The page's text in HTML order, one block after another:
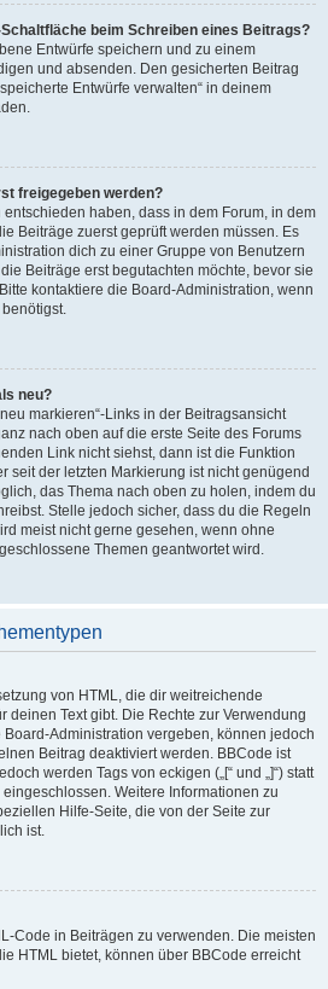
beim Schreiben eines Beitrags?
Entwürfe speichern und zu einem
und absenden. Den gesicherten Beitrag
Entwürfe verwalten“ in deinem
freigegeben werden?
haben, dass in dem Forum, in dem
Beiträge zuerst geprüft werden müssen. Es
dich zu einer Gruppe von Benutzern
Beiträge erst begutachten möchte, bevor sie
kontaktiere die Board-Administration, wenn
neu?
markieren“-Links in der Beitragsansicht
nach oben auf die erste Seite des Forums
Link nicht siehst, dann ist die Funktion
seit der letzten Markierung ist nicht genügend
das Thema nach oben zu holen, indem du
Stelle jedoch sicher, dass du die Regeln
meist nicht gerne gesehen, wenn ohne
Themen geantwortet wird.
von HTML, die dir weitreichende
deinen Text gibt. Die Rechte zur Verwendung
Administration vergeben, können jedoch
Beitrag deaktiviert werden. BBCode ist
werden Tags von eckigen („[“ und „]“) statt
eingeschlossen. Weitere Informationen zu
Hilfe-Seite, die von der Seite zur
ist.
Code in Beiträgen zu verwenden. Die meisten
HTML bietet, können über BBCode erreicht